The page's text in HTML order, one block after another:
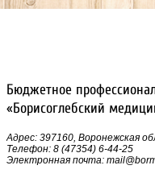
Бюджетное
«Борисоглебский
Адрес: 397160, Воронежская
Телефон: 8 (47354) 6-44-25
Электронная почта: